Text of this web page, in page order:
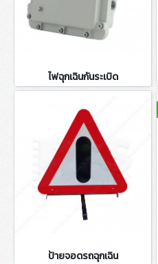
ไฟฉุกเฉินกันระเบิด
ป้ายจอดรถฉุกเฉิน